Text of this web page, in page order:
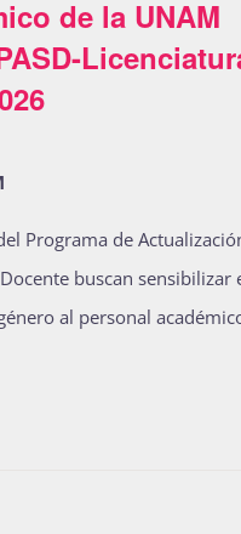
de la UNAM
Programa de
buscan sensibilizar
al personal